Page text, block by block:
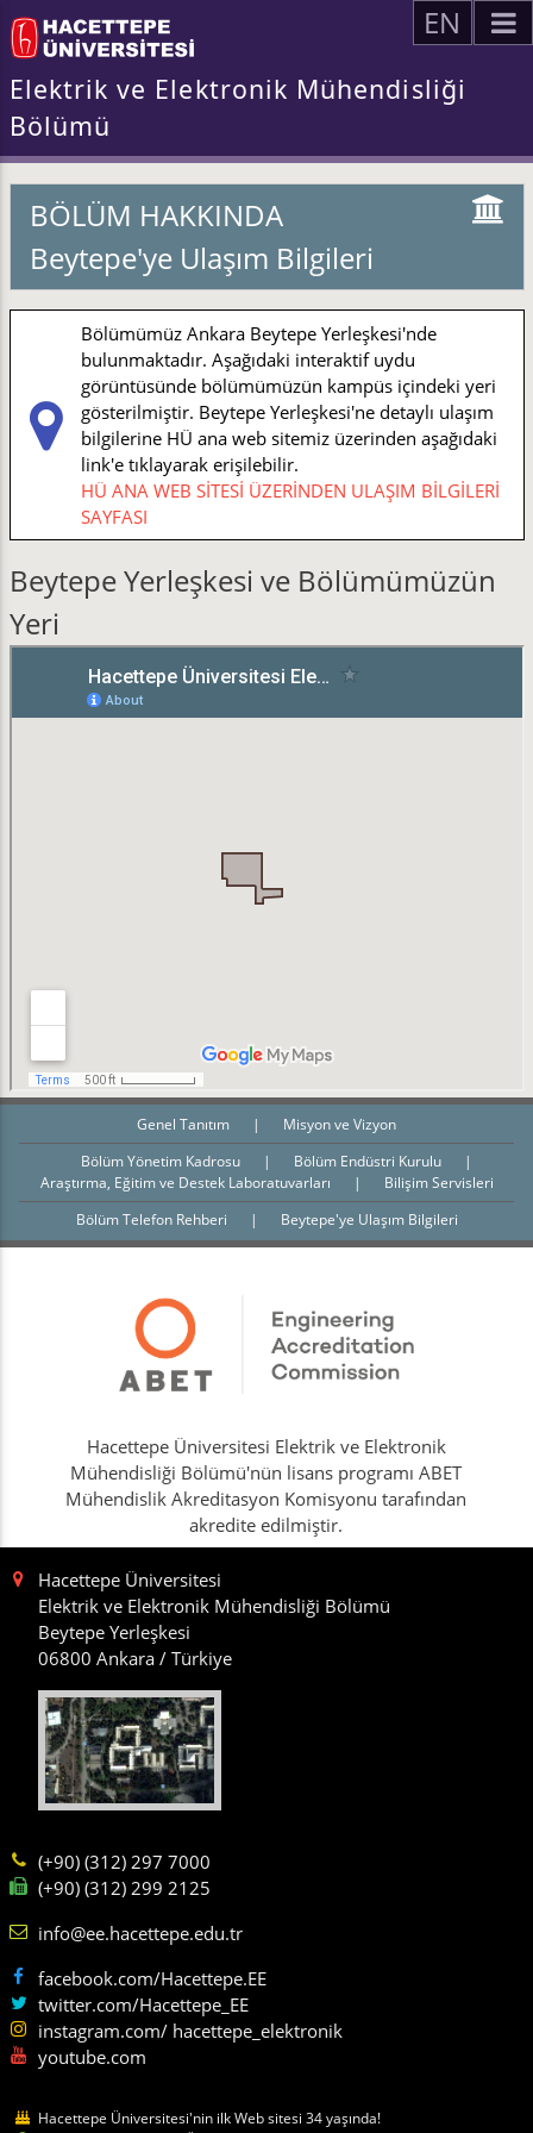
EN
Elektrik ve Elektronik Mühendisliği
Bölümü
BÖLÜM HAKKINDA
Beytepe'ye Ulaşım Bilgileri
Bölümümüz Ankara Beytepe Yerleşkesi'nde
bulunmaktadır. Aşağıdaki interaktif uydu
görüntüsünde bölümümüzün kampüs içindeki yeri
gösterilmiştir. Beytepe Yerleşkesi'ne detaylı ulaşım
bilgilerine HÜ ana web sitemiz üzerinden aşağıdaki
link'e tıklayarak erişilebilir.
HÜ ANA WEB SİTESİ ÜZERİNDEN ULAŞIM BİLGİLERİ
SAYFASI
Beytepe Yerleşkesi ve Bölümümüzün
Yeri
Genel Tanıtım |
Misyon ve Vizyon
Bölüm Yönetim Kadrosu
| Bölüm Endüstri Kurulu
|
Araştırma, Eğitim ve Destek Laboratuvarları
|
Bilişim Servisleri
Bölüm Telefon Rehberi
| Beytepe'ye Ulaşım Bilgileri
Hacettepe Üniversitesi Elektrik ve Elektronik
Mühendisliği Bölümü'nün lisans programı ABET
Mühendislik Akreditasyon Komisyonu tarafından
akredite edilmiştir.
Hacettepe Üniversitesi
Elektrik ve Elektronik Mühendisliği Bölümü
Beytepe Yerleşkesi
06800 Ankara / Türkiye
(+90) (312) 297 7000
(+90) (312) 299 2125
info@ee.hacettepe.edu.tr
facebook.com/Hacettepe.EE
twitter.com/Hacettepe_EE
instagram.com/ hacettepe_elektronik
youtube.com
Hacettepe Üniversitesi'nin ilk Web sitesi 34 yaşında!